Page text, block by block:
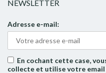
NEWSLETTER
Adresse e-mail:
En cochant cette case,
collecte et utilise votre email